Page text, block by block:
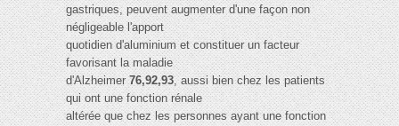
gastriques, peuvent augmenter d'une façon non
négligeable l'apport
quotidien d'aluminium et constituer un facteur
favorisant la maladie
d'Alzheimer76,92,93, aussi bien chez les patients
qui ont une fonction rénale
altérée que chez les personnes ayant une fonction